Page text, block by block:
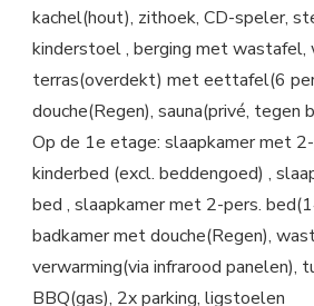
kachel(hout), zithoek, CD-speler,
kinderstoel , berging met wastafel,
terras(overdekt) met eettafel(6
douche(Regen), sauna(privé, tegen
Op de 1e etage: slaapkamer met
kinderbed (excl. beddengoed) ,
bed , slaapkamer met 2-pers.
badkamer met douche(Regen),
verwarming(via infrarood panelen),
BBQ(gas), 2x parking, ligstoelen